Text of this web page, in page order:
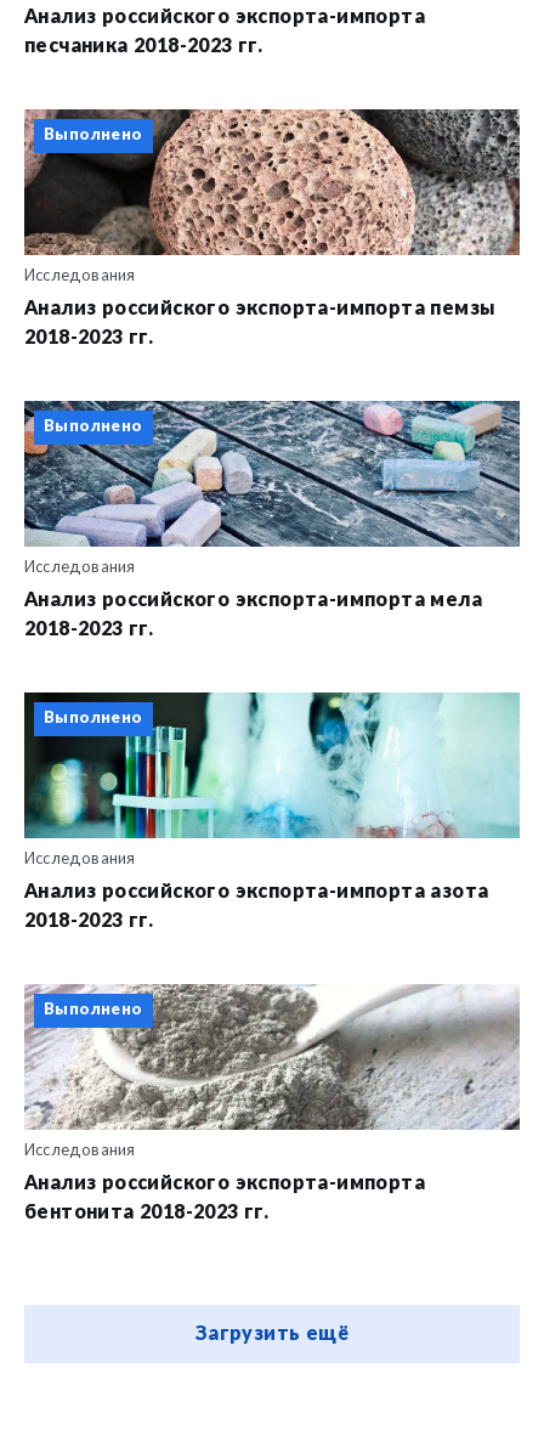
Анализ российского экспорта-импорта
песчаника 2018-2023 гг.
Выполнено
Исследования
Анализ российского экспорта-импорта пемзы
2018-2023 гг.
Выполнено
Исследования
Анализ российского экспорта-импорта мела
2018-2023 гг.
Выполнено
Исследования
Анализ российского экспорта-импорта азота
2018-2023 гг.
Выполнено
Исследования
Анализ российского экспорта-импорта
бентонита 2018-2023 гг.
Загрузить ещё